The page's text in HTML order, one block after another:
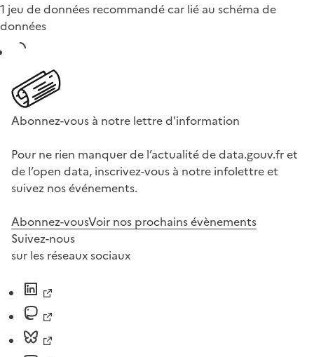
1 jeu de données recommandé car lié au schéma de
données
Abonnez-vous à notre lettre d'information
Pour ne rien manquer de l’actualité de data.gouv.fr et
de l’open data, inscrivez-vous à notre infolettre et
suivez nos événements.
Abonnez-vousVoir nos prochains évènements
Suivez-nous
sur les réseaux sociaux